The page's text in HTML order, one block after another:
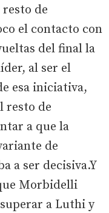
de
el contacto con
del final la
al ser el
esa iniciativa,
resto de
a que la
de
a ser decisiva.Y
Morbidelli
a Luthi y